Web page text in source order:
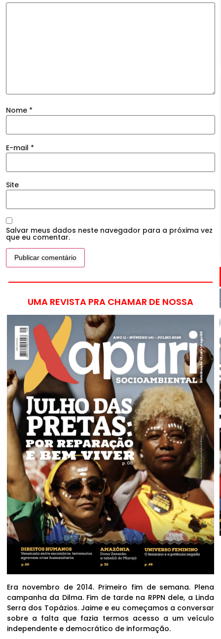
Nome *
E-mail *
Site
Salvar meus dados neste navegador para a próxima vez
que eu comentar.
UMA REVISTA PRA CHAMAR DE NOSSA
Era novembro de 2014. Primeiro fim de semana. Plena
campanha da Dilma. Fim de tarde na RPPN dele, a Linda
Serra dos Topázios. Jaime e eu começamos a conversar
sobre a falta que fazia termos acesso a um veículo
independente e democrático de informação.